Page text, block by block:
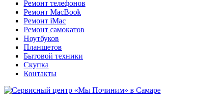
Ремонт телефонов
Ремонт MacBook
Ремонт iMac
Ремонт самокатов
Ноутбуков
Планшетов
Бытовой техники
Скупка
Контакты